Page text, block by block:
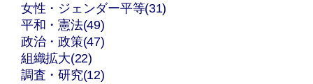
女性・ジェンダー平等(31)
平和・憲法(49)
政治・政策(47)
組織拡大(22)
調査・研究(12)